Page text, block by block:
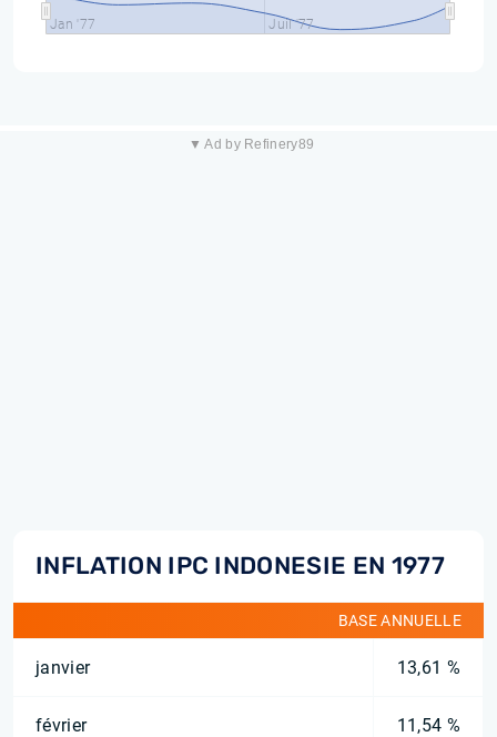
Jan '77 Juil '77
▼ Ad by Refinery89
INFLATION IPC INDONESIE EN 1977
BASE ANNUELLE
janvier 13,61 %
février 11,54 %